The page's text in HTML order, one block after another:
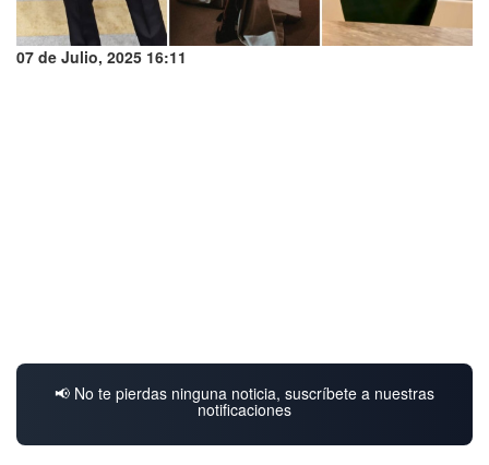
07 de Julio, 2025 16:11
📢 No te pierdas ninguna noticia, suscríbete a nuestras
notificaciones